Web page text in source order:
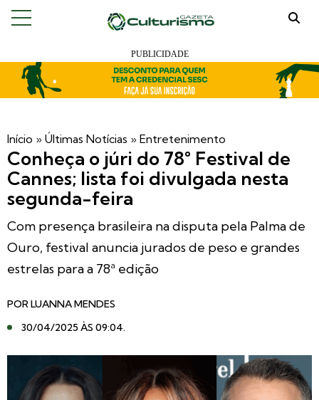
Início » Últimas Notícias » Entretenimento
Conheça o júri do 78° Festival de
Cannes; lista foi divulgada nesta
segunda-feira
Com presença brasileira na disputa pela Palma de
Ouro, festival anuncia jurados de peso e grandes
estrelas para a 78ª edição
PORLUANNA MENDES
30/04/2025 ÀS 09:04.